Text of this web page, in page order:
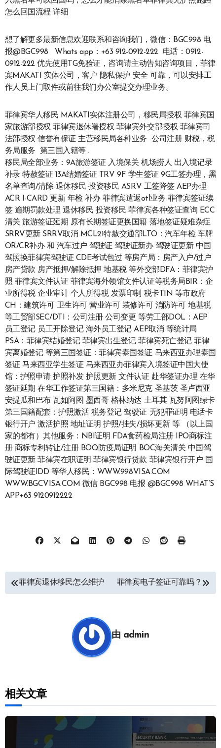
怎么回国流程 详细
想了解更多最新信息欢迎联系和咨询我们，微信：BGC998 电
报@BGC998 Whats app：+63 912-0912-222 电话：0912-
0912-222 优先使用TG免验证，咨询请主动告知咨询项目，菲律
宾MAKATI 实体公司，客户 隐私保护 安全 可靠，可以安排工
作人员上门取件或前往我们办公室提交办理业务。
菲律宾华人移民 MAKATI实体注册公司，移民局授权 菲律宾国
家旅游部授权 菲律宾退休署授权 菲律宾外交部授权 菲律宾司
法部授权 信誉有保证 主营移民局各种业务 公司注册 财税，税
务局服务 第三国入籍等 .
移民局全部业务：9A旅游签证 入境保关 机场捞人 出入境记录
补录 特赦签证 13A结婚签证 TRV 9F 学生签证 9G工签办理，黑
名单查询/清除 退休移民 投资移民 ASRV 工签降签 AEP办理
ACR I-CARD 更新 年检 补办 菲律宾遣返otl业务 菲律宾签证续
签 逾期罚款处理 退休移民 投资移民 菲律宾各种签证查询 ECC
清关 旅游签证延期 原有长期签证更换国籍 落地签证疑难杂症
SRRV更新 SRRV取消 MCL21特赦交通部LTO：汽车年检 车牌
OR/CR补办 和 汽车过户 驾驶证 驾驶证新办 驾驶证更新 中国
驾照换菲律宾驾驶证 CDE考试包过 等房产局：房产入户/过户
房产贷款 房产抵押/解除抵押 地基税 等外交部DFA：菲律宾护
照 菲律宾文件认证 菲律宾海外领馆文件认证等税务局BIR：企
业所得税 企业审计 个人所得税 发票印制 税卡TIN 等市政府
CH：建筑许可 卫生许可 营业许可 装修许可 消防许可 地基税
等工贸部SEC/DTI：公司注册 公司变更 等劳工部DOL：AEP
员工登记 员工开除登记 海外员工登记 AEP取消 等统计局
PSA：菲律宾结婚登记 菲律宾出生登记 菲律宾死亡登记 菲律
宾离婚登记 等第三国签证：菲律宾泰国签证 马来西亚办理泰国
签证 马来西亚学生签证 马来西亚办菲律宾入境签证中国大使
馆：护照申请 护照补发 护照更新 文件认证 赴华签证办理 在华
签证延期 在华工作签证第三国籍：多米尼克 圣基茨 圣卢西亚
安提瓜和巴布 瓦如阿图 墨西哥 格林纳达 土耳其 瓦努阿图绿卡
第三国籍配套：护照激活 税务登记 驾驶证 无犯罪证明 电话卡
银行开户 激活护照 地址证明 护照/挂失/损坏更新 等 （以上国
家的都有）其他服务：NBI证明 FDA食药检局注册 IPO商标注
册 商标专利转让/注册 BOQ防疫局证明 BOC海关清关 中国驾
驶证更新 菲律宾在职证明 菲律宾银行贷款 菲律宾银行开户 国
际驾驶证IDD 等华人移民：WWW.998VISA.COM
WWW.BGCVISA.COM 微信 BGC998 电报 @BGC998 WHAT’S
APP+63 9120912222
文
章
菲律宾退休移民怎么维护 菲律宾电子签证可靠吗？
由 admin
相关文章